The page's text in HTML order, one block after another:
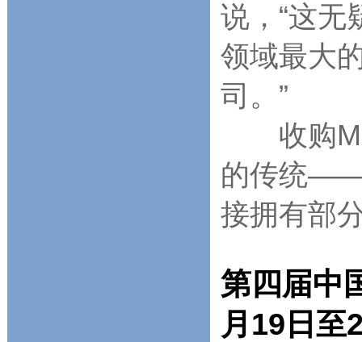
说，“这
领域最大
司。”
收购
的传统——
接拥有部
第四届中
月19日至